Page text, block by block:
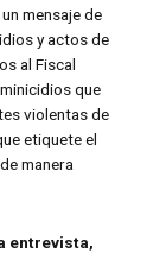
mensaje de
y actos de
al Fiscal
que
violentas de
etiquete el
manera
entrevista,